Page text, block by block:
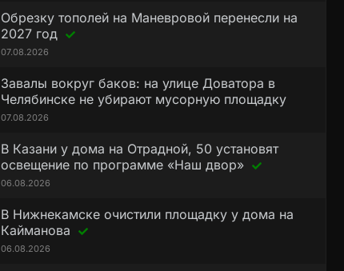
Обрезку тополей на Маневровой перенесли на
2027 год
07.08.2026
Завалы вокруг баков: на улице Доватора в
Челябинске не убирают мусорную площадку
07.08.2026
В Казани у дома на Отрадной, 50 установят
освещение по программе «Наш двор»
06.08.2026
В Нижнекамске очистили площадку у дома на
Кайманова
06.08.2026